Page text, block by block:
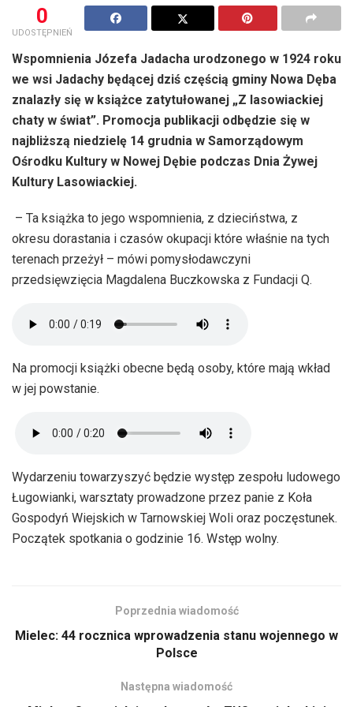
0
UDOSTĘPNIEŃ
Wspomnienia Józefa Jadacha urodzonego w 1924 roku
we wsi Jadachy będącej dziś częścią gminy Nowa Dęba
znalazły się w książce zatytułowanej „Z lasowiackiej
chaty w świat”. Promocja publikacji odbędzie się w
najbliższą niedzielę 14 grudnia w Samorządowym
Ośrodku Kultury w Nowej Dębie podczas Dnia Żywej
Kultury Lasowiackiej.
– Ta książka to jego wspomnienia, z dzieciństwa, z
okresu dorastania i czasów okupacji które właśnie na tych
terenach przeżył – mówi pomysłodawczyni
przedsięwzięcia Magdalena Buczkowska z Fundacji Q.
Na promocji książki obecne będą osoby, które mają wkład
w jej powstanie.
Wydarzeniu towarzyszyć będzie występ zespołu ludowego
Ługowianki, warsztaty prowadzone przez panie z Koła
Gospodyń Wiejskich w Tarnowskiej Woli oraz poczęstunek.
Początek spotkania o godzinie 16. Wstęp wolny.
Poprzednia wiadomość
Mielec: 44 rocznica wprowadzenia stanu wojennego w
Polsce
Następna wiadomość